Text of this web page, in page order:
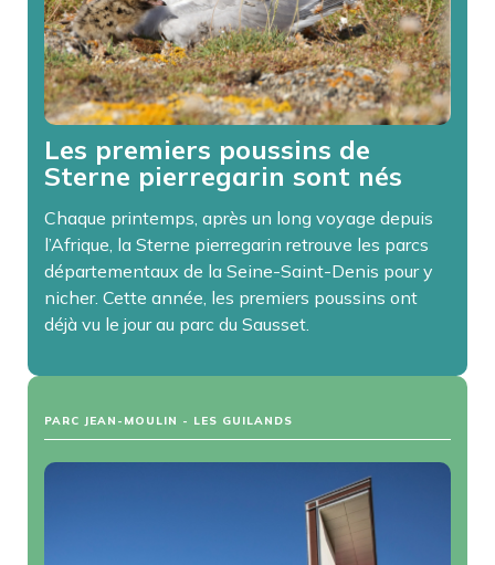
Les premiers poussins de
Sterne pierregarin sont nés
Chaque printemps, après un long voyage depuis
l’Afrique, la Sterne pierregarin retrouve les parcs
départementaux de la Seine-Saint-Denis pour y
nicher. Cette année, les premiers poussins ont
déjà vu le jour au parc du Sausset.
PARC JEAN-MOULIN - LES GUILANDS